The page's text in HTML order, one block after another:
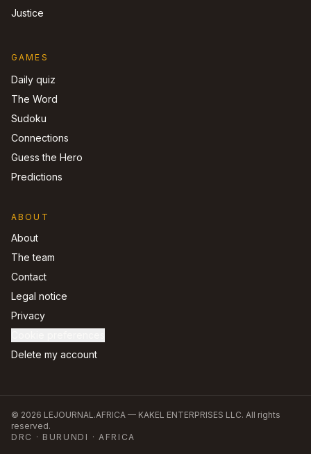
Justice
GAMES
Daily quiz
The Word
Sudoku
Connections
Guess the Hero
Predictions
ABOUT
About
The team
Contact
Legal notice
Privacy
Delete my account
© 2026 LEJOURNAL.AFRICA — KAKEL ENTERPRISES LLC. All rights
reserved.
DRC · BURUNDI · AFRICA